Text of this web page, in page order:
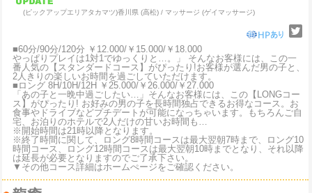
(ピックアップエリアタカマツ)香川県 (高松) / マッサージ (ゲイマッサージ)
■60分/90分/120分 ￥12.000/￥15.000/￥18.000
やっぱりプレイは1対1でゆっくりと…。」 そんなお客様には、この一
番人気の【スタンダードコース】がぴったり!お客様が選んだ男の子と、
2人きりの楽しいお時間を過ごしていただけます。
■ロング 8H/10H/12H ￥25.000/￥26.000/￥27.000
「あの子と一晩中過ごしたい…」そんなお客様には、この【LONGコー
ス】がぴったり! お好みの男の子を長時間独占できるお得なコース。お
食事やドライブなどプチデートが可能になっちゃいます。もちろんご自
宅、お泊りのホテルで2人だけの甘いお時間も…
※開始時間は21時以降となります。
※終了時間に関して、ロング8時間コースは最大翌朝7時まで、ロング10
時間コース、ロング12時間コースは最大翌朝10時までとなり、それ以降
は延長が必要となりますのでご了承下さい。
▼その他コース詳細はホームぺージをご確認ください。